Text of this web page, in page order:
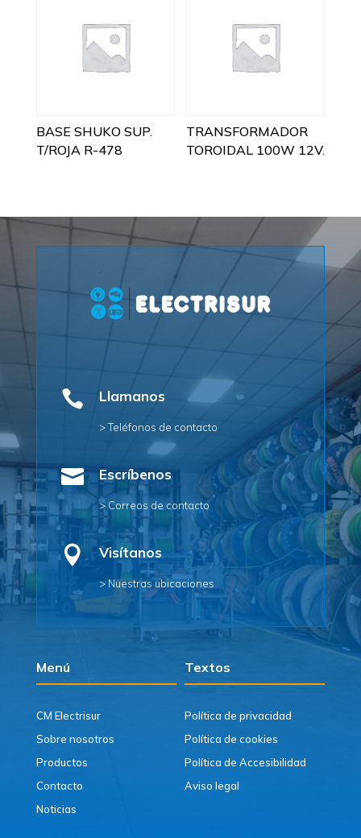
BASE SHUKO SUP.
T/ROJA R-478
TRANSFORMADOR
TOROIDAL 100W 12V.
 Llamanos
> Teléfonos de contacto
 Escríbenos
> Correos de contacto
 Visítanos
> Nuestras ubicaciones
Menú Textos
CM Electrisur
Sobre nosotros
Productos
Contacto
Noticias
Política de privacidad
Política de cookies
Política de Accesibilidad
Aviso legal